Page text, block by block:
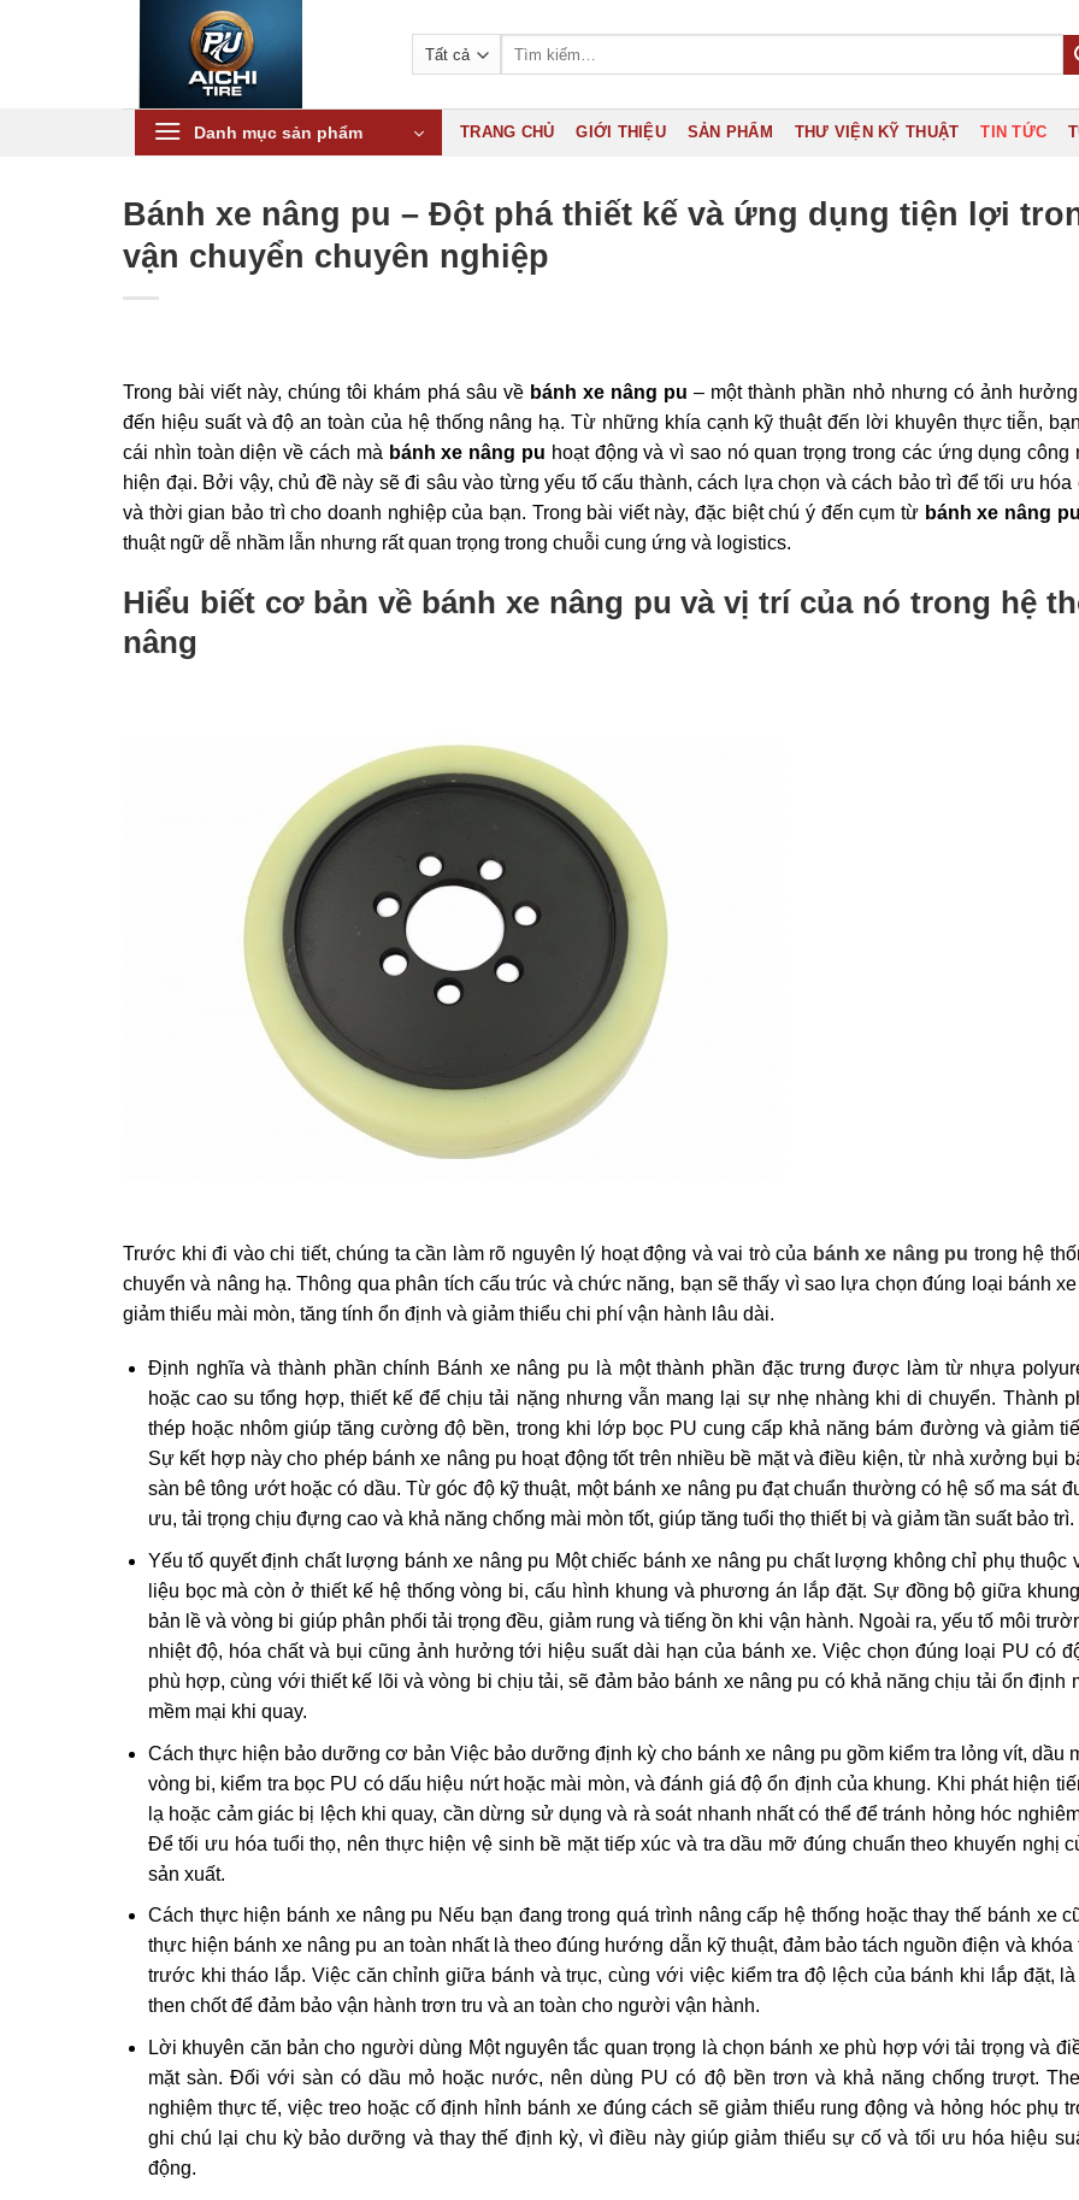
Danh mục sản phẩm TRANG CHỦ GIỚI THIỆU SẢN PHẨM THƯ VIỆN KỸ THUẬT TIN TỨC
Bánh xe nâng pu – Đột phá thiết kế và ứng dụng tiện lợi
vận chuyển chuyên nghiệp
Trong bài viết này, chúng tôi khám phá sâu về bánh xe nâng pu – một thành phần nhỏ nhưng có ảnh
đến hiệu suất và độ an toàn của hệ thống nâng hạ. Từ những khía cạnh kỹ thuật đến lời khuyên thực tiễn,
cái nhìn toàn diện về cách mà bánh xe nâng pu hoạt động và vì sao nó quan trọng trong các ứng dụng công
hiện đại. Bởi vậy, chủ đề này sẽ đi sâu vào từng yếu tố cấu thành, cách lựa chọn và cách bảo trì để tối ưu hóa
và thời gian bảo trì cho doanh nghiệp của bạn. Trong bài viết này, đặc biệt chú ý đến cụm từ bánh xe nâng
thuật ngữ dễ nhầm lẫn nhưng rất quan trọng trong chuỗi cung ứng và logistics.
Hiểu biết cơ bản về bánh xe nâng pu và vị trí của nó trong hệ
nâng
Trước khi đi vào chi tiết, chúng ta cần làm rõ nguyên lý hoạt động và vai trò của bánh xe nâng pu trong hệ
chuyển và nâng hạ. Thông qua phân tích cấu trúc và chức năng, bạn sẽ thấy vì sao lựa chọn đúng loại bánh
giảm thiểu mài mòn, tăng tính ổn định và giảm thiểu chi phí vận hành lâu dài.
Định nghĩa và thành phần chính Bánh xe nâng pu là một thành phần đặc trưng được làm từ nhựa
hoặc cao su tổng hợp, thiết kế để chịu tải nặng nhưng vẫn mang lại sự nhẹ nhàng khi di chuyển. Thành
thép hoặc nhôm giúp tăng cường độ bền, trong khi lớp bọc PU cung cấp khả năng bám đường và giảm
Sự kết hợp này cho phép bánh xe nâng pu hoạt động tốt trên nhiều bề mặt và điều kiện, từ nhà xưởng bụi
sàn bê tông ướt hoặc có dầu. Từ góc độ kỹ thuật, một bánh xe nâng pu đạt chuẩn thường có hệ số ma sát
ưu, tải trọng chịu đựng cao và khả năng chống mài mòn tốt, giúp tăng tuổi thọ thiết bị và giảm tần suất bảo trì.
Yếu tố quyết định chất lượng bánh xe nâng pu Một chiếc bánh xe nâng pu chất lượng không chỉ phụ thuộc
liệu bọc mà còn ở thiết kế hệ thống vòng bi, cấu hình khung và phương án lắp đặt. Sự đồng bộ giữa
bản lề và vòng bi giúp phân phối tải trọng đều, giảm rung và tiếng ồn khi vận hành. Ngoài ra, yếu tố môi
nhiệt độ, hóa chất và bụi cũng ảnh hưởng tới hiệu suất dài hạn của bánh xe. Việc chọn đúng loại PU có
phù hợp, cùng với thiết kế lõi và vòng bi chịu tải, sẽ đảm bảo bánh xe nâng pu có khả năng chịu tải ổn định
mềm mại khi quay.
Cách thực hiện bảo dưỡng cơ bản Việc bảo dưỡng định kỳ cho bánh xe nâng pu gồm kiểm tra lỏng vít, dầu
vòng bi, kiểm tra bọc PU có dấu hiệu nứt hoặc mài mòn, và đánh giá độ ổn định của khung. Khi phát hiện
lạ hoặc cảm giác bị lệch khi quay, cần dừng sử dụng và rà soát nhanh nhất có thể để tránh hỏng hóc
Để tối ưu hóa tuổi thọ, nên thực hiện vệ sinh bề mặt tiếp xúc và tra dầu mỡ đúng chuẩn theo khuyến nghị
sản xuất.
Cách thực hiện bánh xe nâng pu Nếu bạn đang trong quá trình nâng cấp hệ thống hoặc thay thế bánh xe
thực hiện bánh xe nâng pu an toàn nhất là theo đúng hướng dẫn kỹ thuật, đảm bảo tách nguồn điện và khóa
trước khi tháo lắp. Việc căn chỉnh giữa bánh và trục, cùng với việc kiểm tra độ lệch của bánh khi lắp đặt,
then chốt để đảm bảo vận hành trơn tru và an toàn cho người vận hành.
Lời khuyên căn bản cho người dùng Một nguyên tắc quan trọng là chọn bánh xe phù hợp với tải trọng và
mặt sàn. Đối với sàn có dầu mỏ hoặc nước, nên dùng PU có độ bền trơn và khả năng chống trượt.
nghiệm thực tế, việc treo hoặc cố định hỉnh bánh xe đúng cách sẽ giảm thiểu rung động và hỏng hóc phụ
ghi chú lại chu kỳ bảo dưỡng và thay thế định kỳ, vì điều này giúp giảm thiểu sự cố và tối ưu hóa hiệu
động.